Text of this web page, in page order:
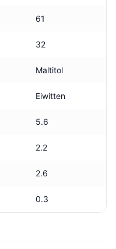
61
32
Maltitol
Eiwitten
5.6
2.2
2.6
0.3